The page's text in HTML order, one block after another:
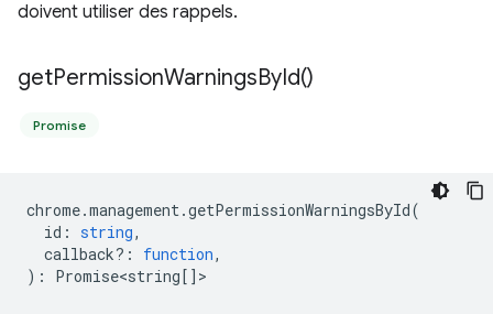
doivent utiliser des rappels.
getPermissionWarningsById()
Promise
chrome.management.getPermissionWarningsById(
id : string,
callback? : function,
) : Promise<string[]>